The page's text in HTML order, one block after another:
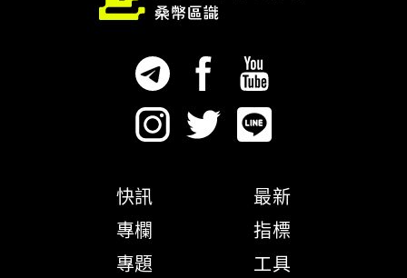
快訊
專欄
專題
最新
指標
工具